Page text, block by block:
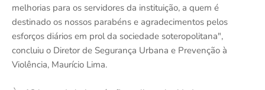
melhorias para os servidores da instituição, a quem é
destinado os nossos parabéns e agradecimentos pelos
esforços diários em prol da sociedade soteropolitana",
concluiu o Diretor de Segurança Urbana e Prevenção à
Violência, Maurício Lima.